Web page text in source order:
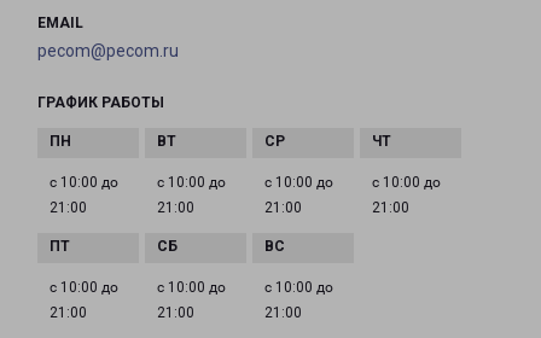
EMAIL
pecom@pecom.ru
ГРАФИК РАБОТЫ
с 10:00 до
21:00
с 10:00 до
21:00
с 10:00 до
21:00
с 10:00 до
21:00
с 10:00 до
21:00
с 10:00 до
21:00
с 10:00 до
21:00